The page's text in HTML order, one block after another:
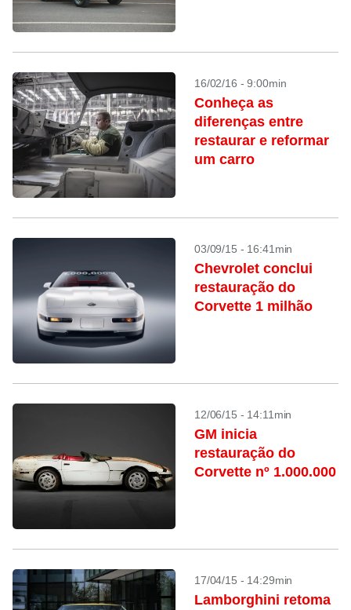
16/02/16 - 9:00min
Conheça as
diferenças entre
restaurar e reformar
um carro
03/09/15 - 16:41min
Chevrolet conclui
restauração do
Corvette 1 milhão
12/06/15 - 14:11min
GM inicia
restauração do
Corvette nº 1.000.000
17/04/15 - 14:29min
Lamborghini retoma